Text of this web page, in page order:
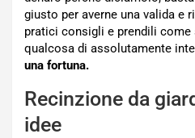
giusto per averne una valida e
pratici consigli e prendili come
qualcosa di assolutamente
una fortuna.
Recinzione da
idee